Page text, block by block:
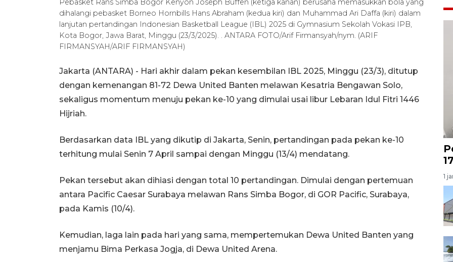
Pebasket Rans Simba Bogor Kenyon Joseph Buffen (ketiga kanan) berusaha memasukkan bola yang
dihalangi pebasket Borneo Hornbills Hans Abraham (kedua kiri) dan Muhammad Ari Daffa (kiri) dalam
lanjutan pertandingan Indonesian Basketball League (IBL) 2025 di Gymnasium Sekolah Vokasi IPB,
Kota Bogor, Jawa Barat, Minggu (23/3/2025). . ANTARA FOTO/Arif Firmansyah/nym. (ARIF
FIRMANSYAH/ARIF FIRMANSYAH)
Jakarta (ANTARA) - Hari akhir dalam pekan kesembilan IBL 2025, Minggu (23/3), ditutup
dengan kemenangan 81-72 Dewa United Banten melawan Kesatria Bengawan Solo,
sekaligus momentum menuju pekan ke-10 yang dimulai usai libur Lebaran Idul Fitri 1446
Hijriah.
Berdasarkan data IBL yang dikutip di Jakarta, Senin, pertandingan pada pekan ke-10
terhitung mulai Senin 7 April sampai dengan Minggu (13/4) mendatang.
Pekan tersebut akan dihiasi dengan total 10 pertandingan. Dimulai dengan pertemuan
antara Pacific Caesar Surabaya melawan Rans Simba Bogor, di GOR Pacific, Surabaya,
pada Kamis (10/4).
Kemudian, laga lain pada hari yang sama, mempertemukan Dewa United Banten yang
menjamu Bima Perkasa Jogja, di Dewa United Arena.
1